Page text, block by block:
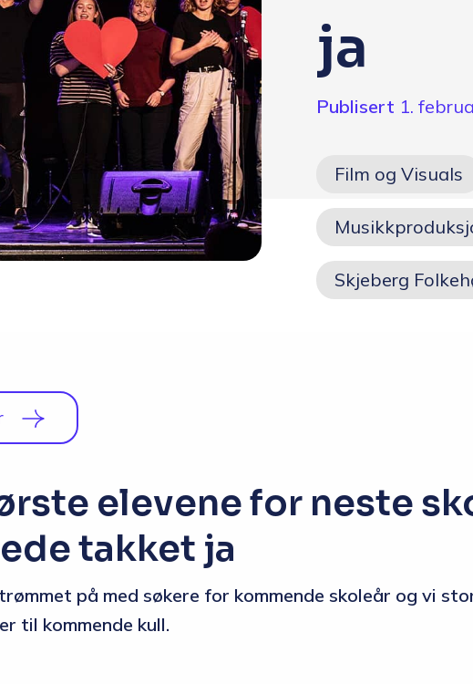
Om skolen
Radio Skjeberg
Beliggenhet
Tidligere elever
Verdigrunnlag og reglement
ja
Publisert 1.
Film og Visuals
Skjeberg
elevene for neste
takket ja
på med søkere for kommende skoleår og vi
til kommende kull.